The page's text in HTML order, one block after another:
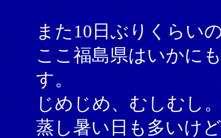
また10日ぶりくらい
ここ福島県はいかに
す。
じめじめ、むしむし
蒸し暑い日も多いけ